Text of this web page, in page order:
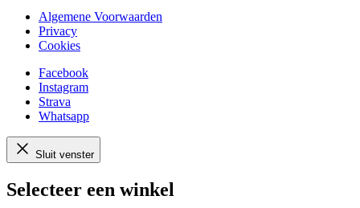
Algemene Voorwaarden
Privacy
Cookies
Facebook
Instagram
Strava
Whatsapp
Sluit venster
Selecteer een winkel